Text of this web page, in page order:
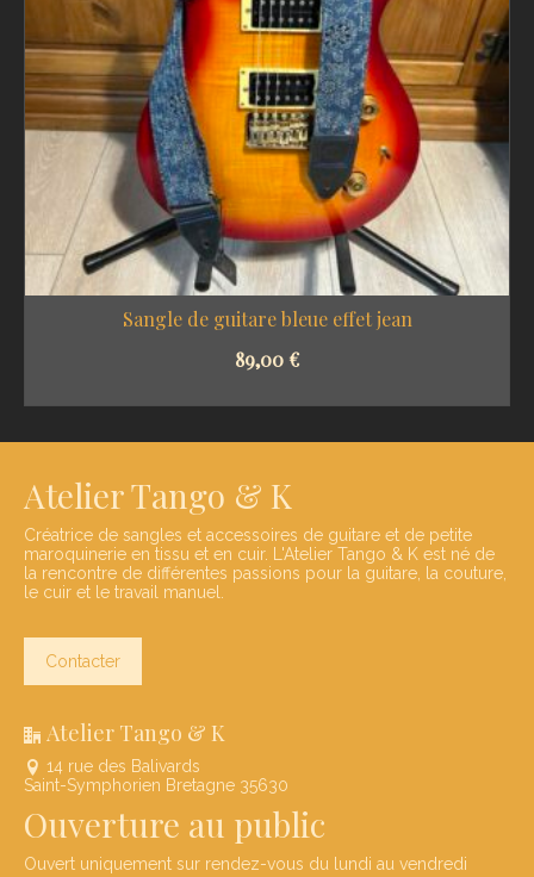
Sangle de guitare bleue effet jean
89,00 €
Atelier Tango & K
Créatrice de sangles et accessoires de guitare et de petite
maroquinerie en tissu et en cuir. L'Atelier Tango & K est né de
la rencontre de différentes passions pour la guitare, la couture,
le cuir et le travail manuel.
Contacter
Atelier Tango & K
14 rue des Balivards
Saint-Symphorien Bretagne 35630
Ouverture au public
Ouvert uniquement sur rendez-vous du lundi au vendredi